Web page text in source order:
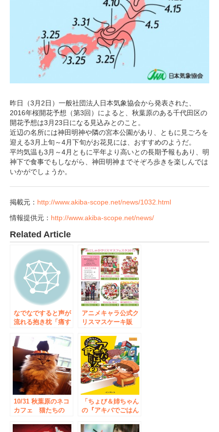
昨日（3月2日）一般社団法人日本気象協会から発表された、
2016年桜開花予想（第3回）によると、秋葉原のある千代田区の
開花予想は3月23日になる見込みとのこと。
近辺の名所には神田明神や隣の宮本公園があり、ともに見ごろを
迎える3月上旬～4月下旬がお花見には、おすすめのようだ。
平均気温も3月～4月ともに平年より高いとの長期予報もあり、明
神下で食事でもしながら、神田明神までそぞろ歩きを楽しんでは
いかがでしょうか。
掲載元： http://www.akiba-scope.net/news/1032.html
情報提供元： http://www.akiba-scope.net/news/
Related Article
なでなですると声が
流れる抱き枕「痛す
イベントを12月23日
に秋葉原で開催
アニメキャラ公式ク
リスマスケーキ販
クリスマスフェスタ
2015」 開催日程12
月19日(土)20日
(日) 場所：秋葉原
UDX 4F
10/31 秋葉原のネコ
カフェ 猫たちの
プレイベント」開催
「ちょび＆姉ちゃん
の『アキバでごはん
発売キャンペーンを